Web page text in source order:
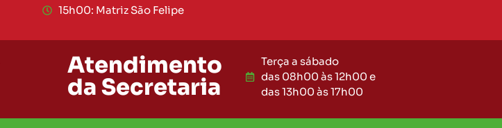
15h00: Matriz São Felipe
Atendimento
da Secretaria
Terça a sábado
das 08h00 às 12h00 e
das 13h00 às 17h00